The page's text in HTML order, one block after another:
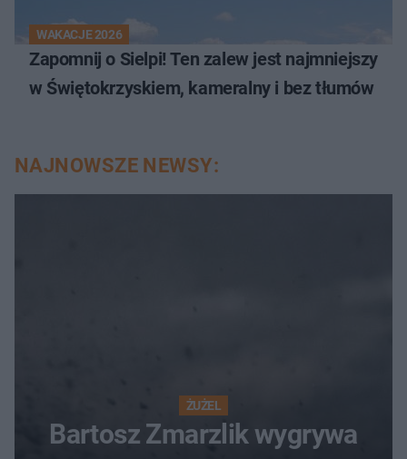
WAKACJE 2026
Zapomnij o Sielpi! Ten zalew jest najmniejszy
w Świętokrzyskiem, kameralny i bez tłumów
NAJNOWSZE NEWSY:
ŻUŻEL
Bartosz Zmarzlik wygrywa